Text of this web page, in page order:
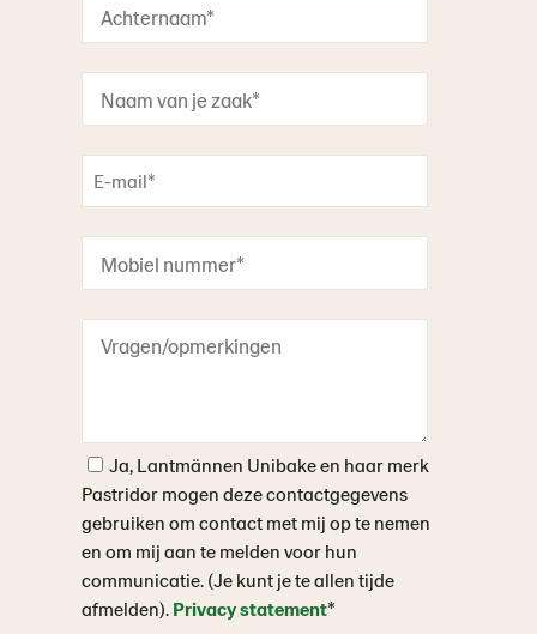
Ja, Lantmännen Unibake en haar merk
Pastridor mogen deze contactgegevens
gebruiken om contact met mij op te nemen
en om mij aan te melden voor hun
communicatie. (Je kunt je te allen tijde
afmelden). Privacy statement*